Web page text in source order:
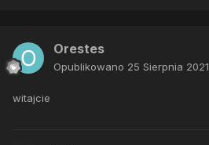
Orestes
Opublikowano 25 Sierpnia 2021
witajcie